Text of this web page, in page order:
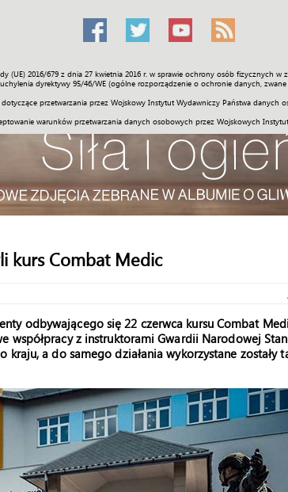
(UE) 2016/679 z dnia 27 kwietnia 2016 r. w sprawie ochrony osób fizycznych
dyrektywy 95/46/WE (ogólne rozporządzenie o ochronie danych, zwane
przetwarzania przez Wojskowy Instytut Wydawniczy Państwa danych
warunków przetwarzania danych osobowych przez Wojskowych
Społeczność Sport Historia Galerie Wideo
kurs Combat Medic
odbywającego się 22 czerwca kursu Combat
współpracy z instruktorami Gwardii Narodowej
kraju, a do samego działania wykorzystane zostały